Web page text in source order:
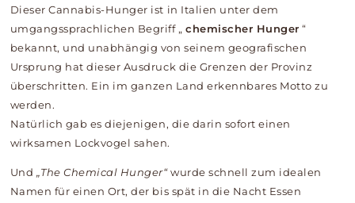
Dieser Cannabis-Hunger ist in Italien unter dem
umgangssprachlichen Begriff „chemischer Hunger “
bekannt, und unabhängig von seinem geografischen
Ursprung hat dieser Ausdruck die Grenzen der Provinz
überschritten. Ein im ganzen Land erkennbares Motto zu
werden.
Natürlich gab es diejenigen, die darin sofort einen
wirksamen Lockvogel sahen.
Und „The Chemical Hunger“ wurde schnell zum idealen
Namen für einen Ort, der bis spät in die Nacht Essen